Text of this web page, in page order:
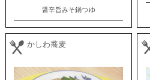
醤辛旨みそ鍋つゆ
かしわ蕎麦